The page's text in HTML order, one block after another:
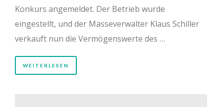
Konkurs angemeldet. Der Betrieb wurde
eingestellt, und der Masseverwalter Klaus Schiller
verkauft nun die Vermögenswerte des …
WEITERLESEN